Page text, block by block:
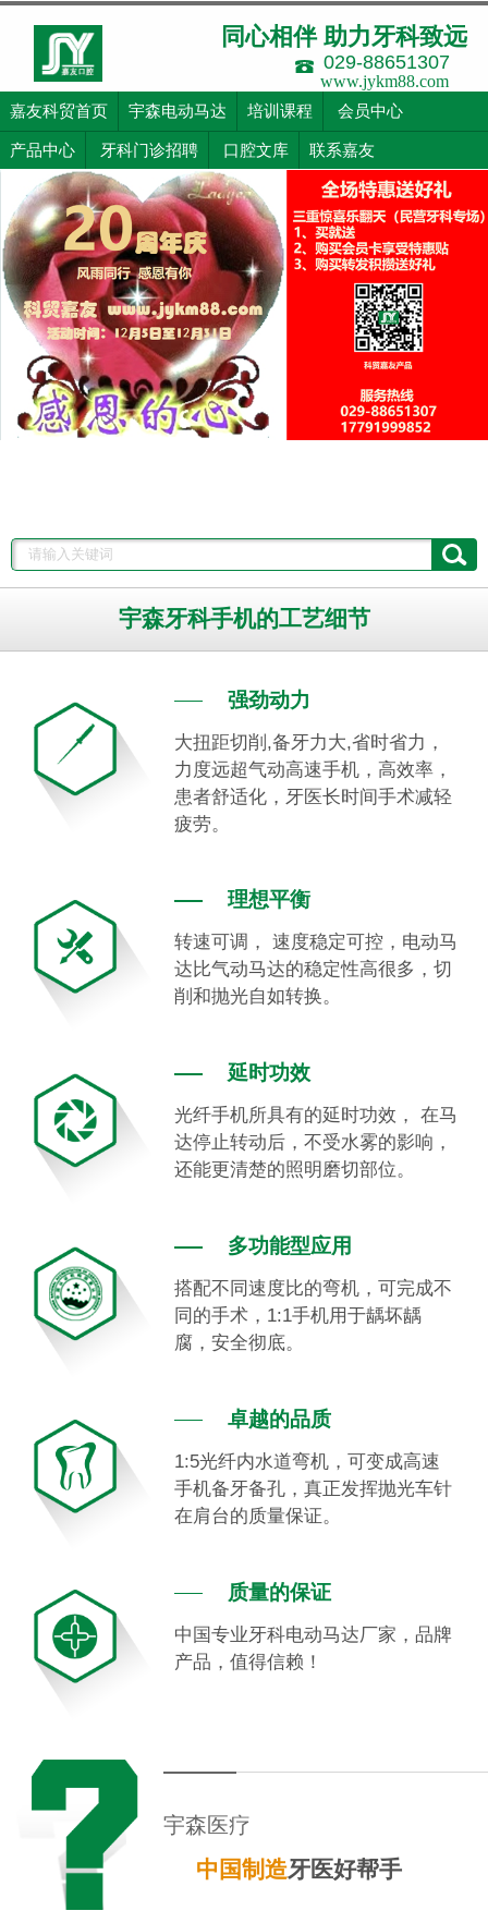
029-88651307
同心相伴 助力牙科致远
www.jykm88.com
嘉友科贸首页
宇森电动马达 培训课程 会员中心
产品中心 牙科门诊招聘 口腔文库 联系嘉友
宇森牙科手机的工艺细节
强劲动力
大扭距切削,备牙力大,省时省力，
力度远超气动高速手机，高效率，
患者舒适化，牙医长时间手术减轻
疲劳。
理想平衡
转速可调， 速度稳定可控，电动马
达比气动马达的稳定性高很多，切
削和抛光自如转换。
延时功效
光纤手机所具有的延时功效， 在马
达停止转动后，不受水雾的影响，
还能更清楚的照明磨切部位。
多功能型应用
搭配不同速度比的弯机，可完成不
同的手术，1:1手机用于龋坏龋
腐，安全彻底。
卓越的品质
1:5光纤内水道弯机，可变成高速
手机备牙备孔，真正发挥抛光车针
在肩台的质量保证。
质量的保证
中国专业牙科电动马达厂家，品牌
产品，值得信赖！
宇森医疗
中国制造牙医好帮手